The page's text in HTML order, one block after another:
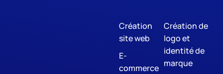
Création
site web
E-
commerce
Création de
logo et
identité de
marque